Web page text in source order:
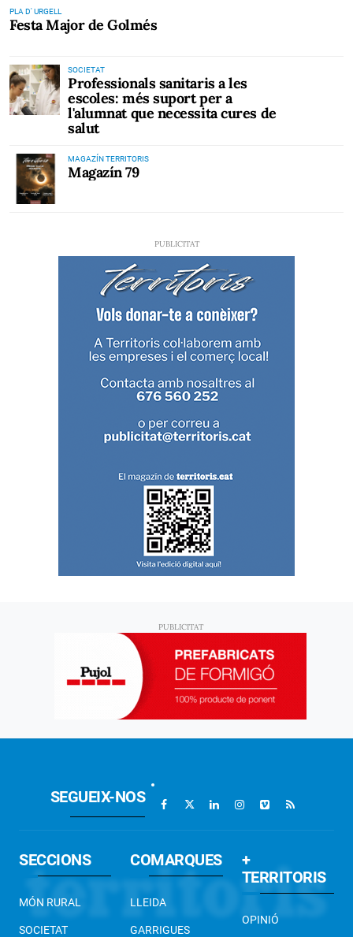
PLA D' URGELL
Festa Major de Golmés
SOCIETAT
Professionals sanitaris a les
escoles: més suport per a
l'alumnat que necessita cures de
salut
MAGAZÍN TERRITORIS
Magazín 79
SEGUEIX-NOS
SECCIONS
MÓN RURAL
SOCIETAT
COMARQUES
LLEIDA
GARRIGUES
+
TERRITORIS
OPINIÓ